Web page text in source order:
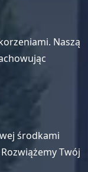
Naszą
środkami
Twój